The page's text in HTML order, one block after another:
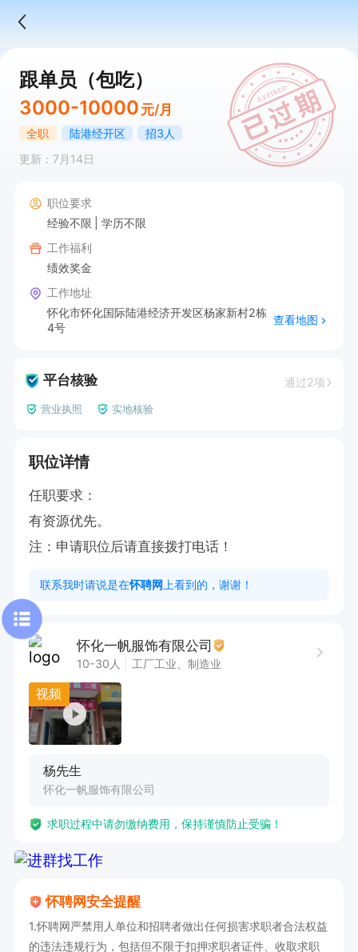
跟单员（包吃）
3000-10000 元/月
全职 陆港经开区
招3人
更新：7月14日
职位要求
经验不限
学历不限
工作福利
绩效奖金
工作地址
怀化市怀化国际陆港经济开发区杨家新村2栋
4号
查看地图
平台核验 通过2项
营业执照 实地核验
职位详情
任职要求：
有资源优先。
注：申请职位后请直接拨打电话！
联系我时请说是在怀聘网 上看到的，谢谢！
怀化一帆服饰有限公司
10-30人 工厂工业、制造业
视频
杨先生
怀化一帆服饰有限公司
求职过程中请勿缴纳费用，保持谨慎防止受骗！
怀聘网安全提醒
1.怀聘网严禁用人单位和招聘者做出任何损害求职者合法权益
的违法违规行为，包括但不限于扣押求职者证件、收取求职